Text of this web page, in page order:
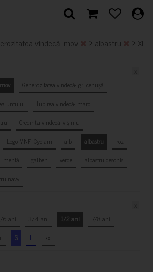
vindecă- mov > albastru > XL
Generozitatea vindecă- gri cenușă
untului
Iubirea vindecă- maro
Credința vindecă- vișiniu
Logo MNF- Cyclam alb albastru
roz
mentă galben verde
albastru deschis
navy
6 ani 3/4 ani 1/2 ani
7/8 ani
S L xxl